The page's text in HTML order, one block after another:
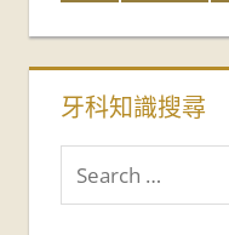
牙科知識搜尋